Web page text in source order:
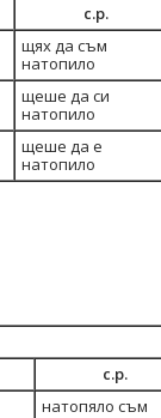
с.р.
щях да съм
натопило
щеше да си
натопило
щеше да е
натопило
с.р.
натопяло съм